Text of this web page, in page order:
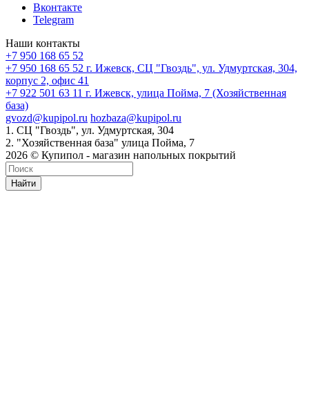
Вконтакте
Telegram
Наши контакты
+7 950 168 65 52
+7 950 168 65 52 г. Ижевск, СЦ "Гвоздь", ул. Удмуртская, 304,
корпус 2, офис 41
+7 922 501 63 11 г. Ижевск, улица Пойма, 7 (Хозяйственная
база)
gvozd@kupipol.ru hozbaza@kupipol.ru
1. СЦ "Гвоздь", ул. Удмуртская, 304
2. "Хозяйственная база" улица Пойма, 7
2026 © Купипол - магазин напольных покрытий
Найти